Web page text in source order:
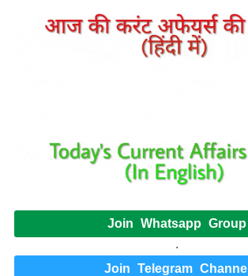
Join Whatsapp Group
.
Join Telegram Channel